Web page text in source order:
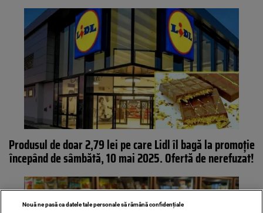
Produsul de doar 2,79 lei pe care Lidl îl bagă la promoție
începând de sâmbătă, 10 mai 2025. Ofertă de nerefuzat!
Nouă ne pasă ca datele tale personale să rămână confidențiale